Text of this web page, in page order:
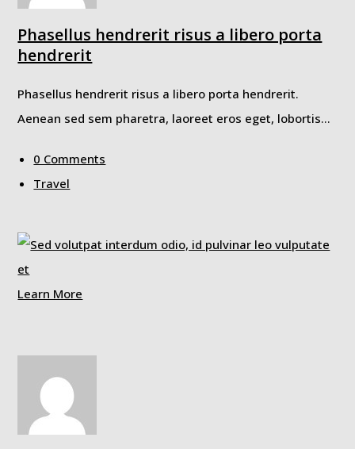
Phasellus hendrerit risus a libero porta
hendrerit
Phasellus hendrerit risus a libero porta hendrerit.
Aenean sed sem pharetra, laoreet eros eget, lobortis…
0 Comments
Travel
Learn More